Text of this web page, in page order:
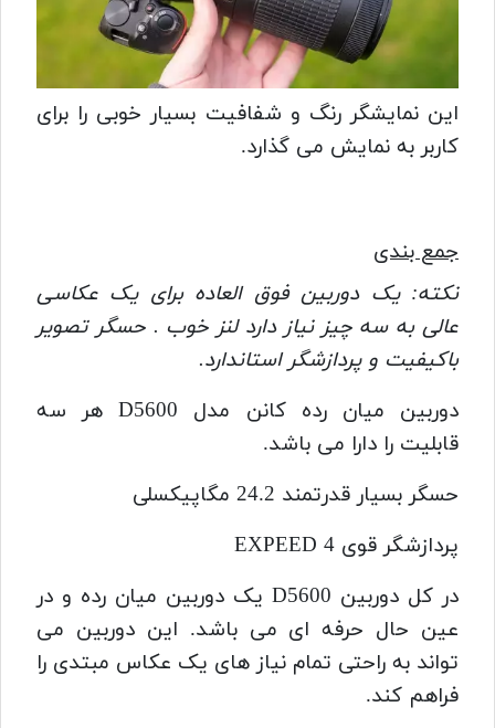
این نمایشگر رنگ و شفافیت بسیار خوبی را برای
کاربر به نمایش می گذارد.
جمع بندی
نکته: یک دوربین فوق العاده برای یک عکاسی
عالی به سه چیز نیاز دارد لنز خوب . حسگر تصویر
باکیفیت و پردازشگر استاندارد.
دوربین میان رده کانن مدل D5600 هر سه
قابلیت را دارا می باشد.
حسگر بسیار قدرتمند 24.2 مگاپیکسلی
پردازشگر قوی EXPEED 4
در کل دوربین D5600 یک دوربین میان رده و در
عین حال حرفه ای می باشد. این دوربین می
تواند به راحتی تمام نیاز های یک عکاس مبتدی را
فراهم کند.